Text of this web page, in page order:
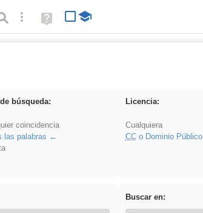
Búsqueda avanzada
Ayuda
(en
búsqueda:
coincidencia
las palabras
Licencia:
Cualquiera
CCo Dominio Público
Buscar en: